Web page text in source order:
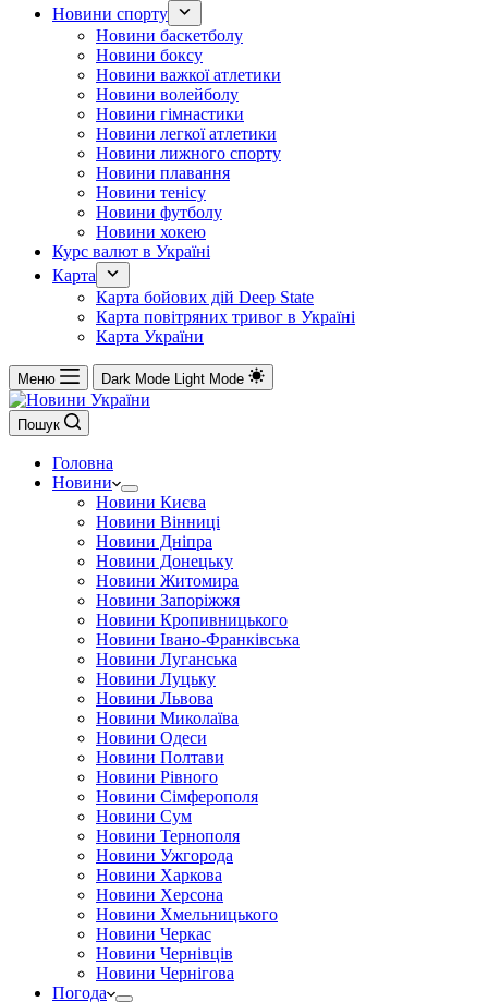
Новини спорту
Новини баскетболу
Новини боксу
Новини важкої атлетики
Новини волейболу
Новини гімнастики
Новини легкої атлетики
Новини лижного спорту
Новини плавання
Новини тенісу
Новини футболу
Новини хокею
Курс валют в Україні
Карта
Карта бойових дій Deep State
Карта повітряних тривог в Україні
Карта України
Меню Dark Mode Light Mode
Пошук
Головна
Новини
Новини Києва
Новини Вінниці
Новини Дніпра
Новини Донецьку
Новини Житомира
Новини Запоріжжя
Новини Кропивницького
Новини Івано-Франківська
Новини Луганська
Новини Луцьку
Новини Львова
Новини Миколаїва
Новини Одеси
Новини Полтави
Новини Рівного
Новини Сімферополя
Новини Сум
Новини Тернополя
Новини Ужгорода
Новини Харкова
Новини Херсона
Новини Хмельницького
Новини Черкас
Новини Чернівців
Новини Чернігова
Погода